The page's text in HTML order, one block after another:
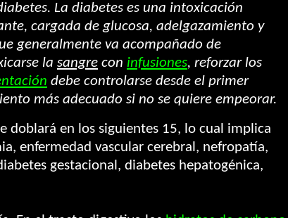
La diabetes es una intoxicación
cargada de glucosa, adelgazamiento y
generalmente va acompañado de
la sangre con infusiones, reforzar los
debe controlarse desde el primer
más adecuado si no se quiere empeorar.
doblará en los siguientes 15, lo cual implica
enfermedad vascular cerebral, nefropatía,
gestacional, diabetes hepatogénica,